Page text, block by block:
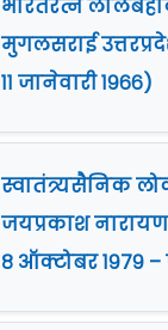
भारतरत्न
मुगलसराई
११ जानेवारी १९६६)
स्वातंत्र्यसैनिक
जयप्रकाश
८ ऑक्टोबर १९७९ –